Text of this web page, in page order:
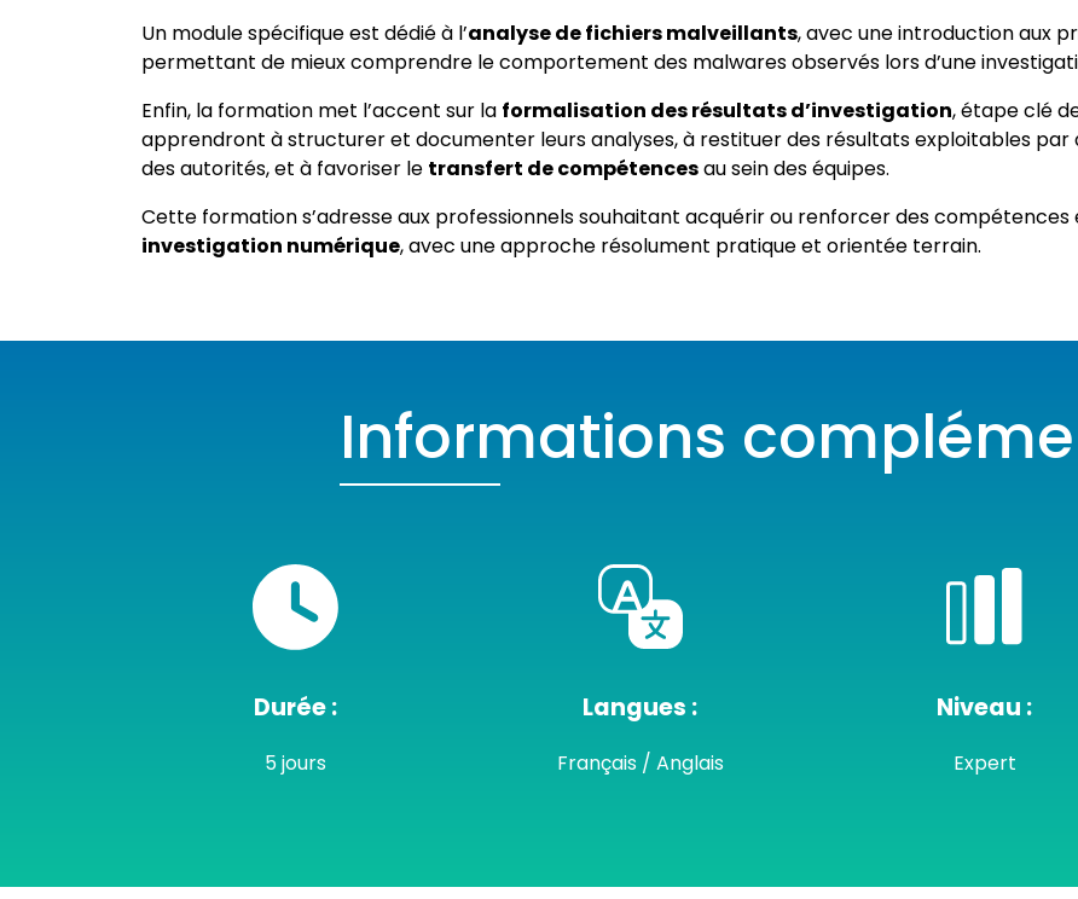
Un module spécifique est dédié à l’analyse de fichiers malveillants, avec une introduction aux
permettant de mieux comprendre le comportement des malwares observés lors d’une
Enfin, la formation met l’accent sur la formalisation des résultats d’investigation, étape clé
apprendront à structurer et documenter leurs analyses, à restituer des résultats exploitables par
des autorités, et à favoriser le transfert de compétencesau sein des équipes.
Cette formation s’adresse aux professionnels souhaitant acquérir ou renforcer des compétences
investigation numérique, avec une approche résolument pratique et orientée terrain.
Informations
Durée :
5 jours
Langues :
Français / Anglais
Niveau :
Expert